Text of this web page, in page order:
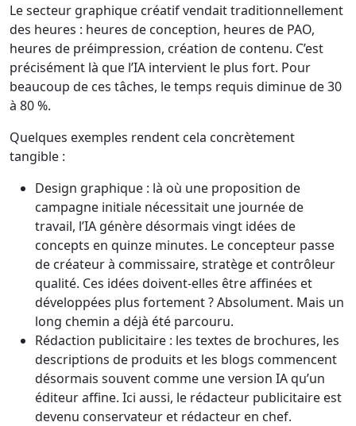
Le secteur graphique créatif vendait traditionnellement
des heures : heures de conception, heures de PAO,
heures de préimpression, création de contenu. C’est
précisément là que l’IA intervient le plus fort. Pour
beaucoup de ces tâches, le temps requis diminue de 30
à 80 %.
Quelques exemples rendent cela concrètement
tangible :
Design graphique : là où une proposition de
campagne initiale nécessitait une journée de
travail, l’IA génère désormais vingt idées de
concepts en quinze minutes. Le concepteur passe
de créateur à commissaire, stratège et contrôleur
qualité. Ces idées doivent-elles être affinées et
développées plus fortement ? Absolument. Mais un
long chemin a déjà été parcouru.
Rédaction publicitaire : les textes de brochures, les
descriptions de produits et les blogs commencent
désormais souvent comme une version IA qu’un
éditeur affine. Ici aussi, le rédacteur publicitaire est
devenu conservateur et rédacteur en chef.